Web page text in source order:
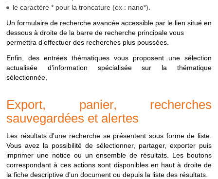
portail
référencés dans la
RESEAU
PREVENTION
Menu"Ressources
> Réseau
Recherche sur les
documents diffusés
prévention de
l'Assurance
JURIDIQUE Menu"Ressources
> Veille juridique"
Recherche sur les
juridiques et articles
"Droit en pratique"
de la revue "Travail
et Sécurité"
le caractère * pour la troncature (ex : nano*).
Un formulaire de recherche avancée accessible par le lien situé en
dessous à droite de la barre de recherche principale vous
permettra d’effectuer des recherches plus poussées.
Enfin, des entrées thématiques vous proposent une sélection
actualisée d’information spécialisée sur la thématique
sélectionnée.
Export, panier, recherches
sauvegardées et alertes
Les résultats d’une recherche se présentent sous forme de liste.
Vous avez la possibilité de sélectionner, partager, exporter puis
imprimer une notice ou un ensemble de résultats. Les boutons
correspondant à ces actions sont disponibles en haut à droite de
la fiche descriptive d’un document ou depuis la liste des résultats.